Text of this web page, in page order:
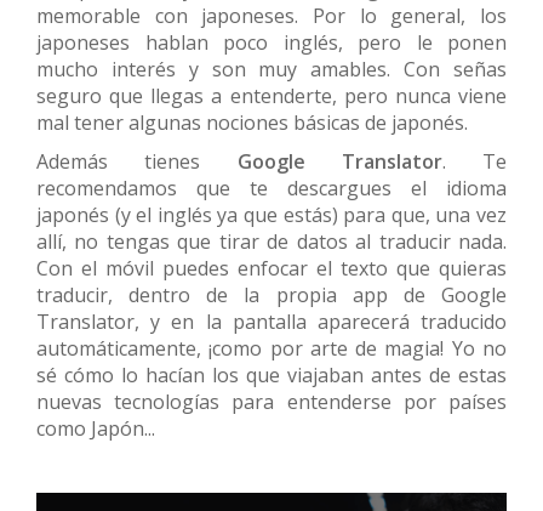
memorable con japoneses. Por lo general, los
japoneses hablan poco inglés, pero le ponen
mucho interés y son muy amables. Con señas
seguro que llegas a entenderte, pero nunca viene
mal tener algunas nociones básicas de japonés.
Además tienes Google Translator. Te
recomendamos que te descargues el idioma
japonés (y el inglés ya que estás) para que, una vez
allí, no tengas que tirar de datos al traducir nada.
Con el móvil puedes enfocar el texto que quieras
traducir, dentro de la propia app de Google
Translator, y en la pantalla aparecerá traducido
automáticamente, ¡como por arte de magia! Yo no
sé cómo lo hacían los que viajaban antes de estas
nuevas tecnologías para entenderse por países
como Japón...